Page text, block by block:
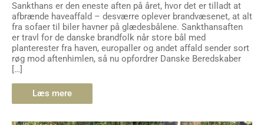
Sankthans er den eneste aften på året, hvor det er tilladt at
afbrænde haveaffald – desværre oplever brandvæsenet, at alt
fra sofaer til biler havner på glædesbålene. Sankthansaften
er travl for de danske brandfolk når store bål med
planterester fra haven, europaller og andet affald sender sort
røg mod aftenhimlen, så nu opfordrer Danske Beredskaber
[…]
Læs mere